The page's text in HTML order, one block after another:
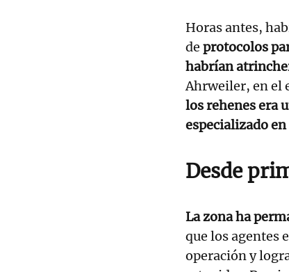
Horas antes,
de protocolos
habrían
Ahrweiler, en el
los rehenes era
especializado
Desde
La zona ha
que los agentes
operación y